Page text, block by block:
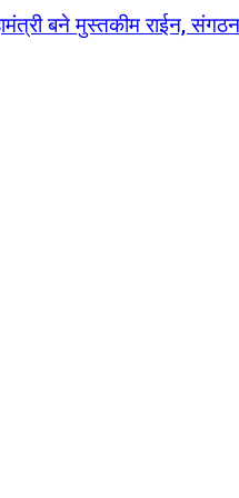
बने मुस्तकीम राईन,